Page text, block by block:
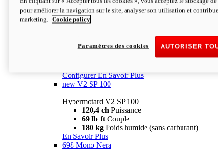
Configurer En Savoir Plus
newV2 SP
69 lb-ftCouple
Poids humide (sans carburant)
Configurer En Savoir Plus
new V2 SP 100
Hypermotard V2 SP 100
120,4 ch Puissance
69 lb-ft Couple
180 kg Poids humide (sans carburant)
En Savoir Plus
698 Mono Nera
pour améliorer la navigation sur le site, analyser son utilisation et
marketing.
Cookie policy
AUTORISER
Paramètres des cookies